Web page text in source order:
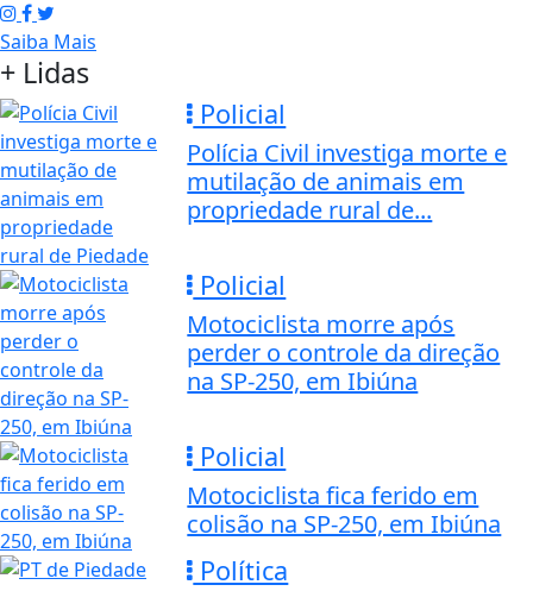
Saiba Mais
+ Lidas
Policial
Polícia Civil investiga morte e
mutilação de animais em
propriedade rural de...
Policial
Motociclista morre após
perder o controle da direção
na SP-250, em Ibiúna
Policial
Motociclista fica ferido em
colisão na SP-250, em Ibiúna
Política